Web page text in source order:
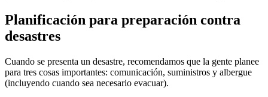
Planificación para preparación contra
desastres
Cuando se presenta un desastre, recomendamos que la gente planee
para tres cosas importantes: comunicación, suministros y albergue
(incluyendo cuando sea necesario evacuar).